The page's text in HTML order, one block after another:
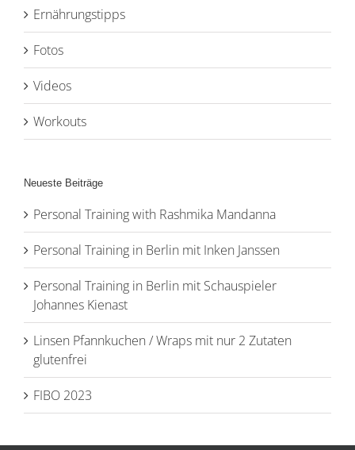
Ernährungstipps
Fotos
Videos
Workouts
Neueste Beiträge
Personal Training with Rashmika Mandanna
Personal Training in Berlin mit Inken Janssen
Personal Training in Berlin mit Schauspieler
Johannes Kienast
Linsen Pfannkuchen / Wraps mit nur 2 Zutaten
glutenfrei
FIBO 2023